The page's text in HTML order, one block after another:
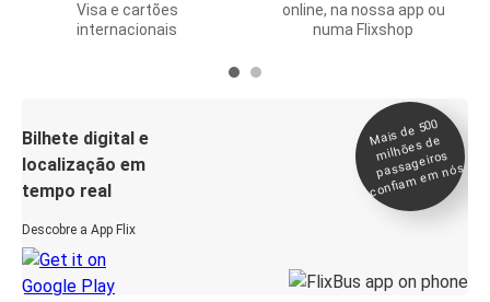
Visa e cartões
internacionais
online, na nossa app ou
numa Flixshop
Bilhete digital e
localização em
tempo real
Descobre a App Flix
Mais de 500
milhões de
passageiros
confia
m e
m nós